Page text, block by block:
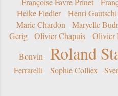
Heike Fiedler
Henri Gautschi
Marie Chardon
Maryelle
Gerig
Olivier Chapuis Olivier
Bonvin
Roland
Ferrarelli
Sophie Colliex